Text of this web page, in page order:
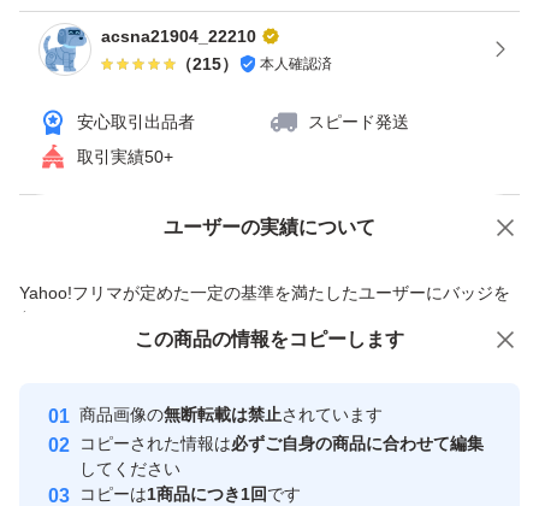
入前に一言コメントください。
管理番号：260425C
acsna21904_22210
（215） 本人確認済
安心取引出品者
スピード発送
取引実績50+
ユーザーの実績について
Yahoo!フリマが定めた一定の基準を満たしたユーザーにバッジを
付与しています
安心取引出品者
心・安全なユーザーです
取引実績
価格の相談 商品への質問
この商品の情報をコピーします
商品画像の無断転載は禁止されています
コピーされた情報は必ずご自身の商品に合わせて編集
してください
コピーは1商品につき1回です
この商品をみている人にオススメ